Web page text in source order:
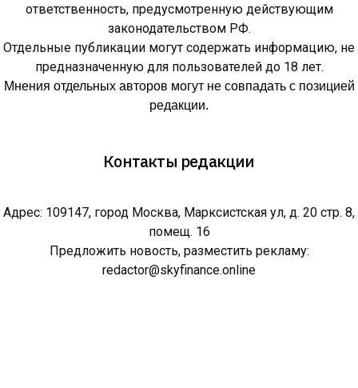
ответственность, предусмотренную действующим
законодательством РФ.
Отдельные публикации могут содержать информацию, не
предназначенную для пользователей до 18 лет.
Мнения отдельных авторов могут не совпадать с позицией
редакции.
Контакты редакции
Адрес: 109147, город Москва, Марксистская ул, д. 20 стр. 8,
помещ. 16
Предложить новость, разместить рекламу:
redactor@skyfinance.online